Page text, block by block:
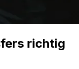
richtig